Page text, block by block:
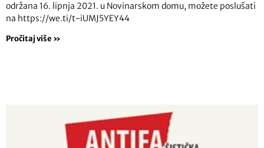
održana 16. lipnja 2021. u Novinarskom domu, možete poslušati
na https://we.ti/t-iUMJ5YEY44
Pročitaj više »